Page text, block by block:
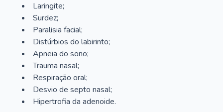
Laringite;
Surdez;
Paralisia facial;
Distúrbios do labirinto;
Apneia do sono;
Trauma nasal;
Respiração oral;
Desvio de septo nasal;
Hipertrofia da adenoide.